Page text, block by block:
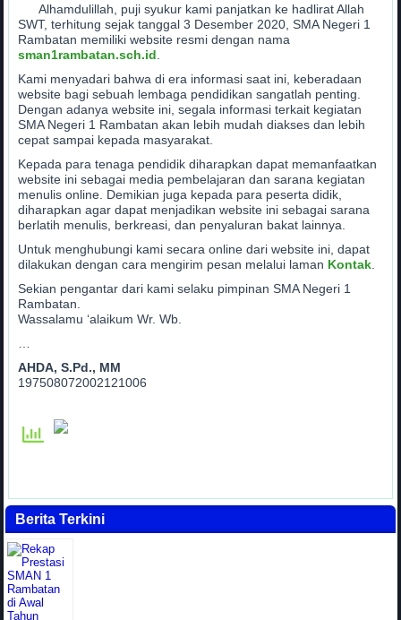
Alhamdulillah, puji syukur kami panjatkan ke hadlirat Allah
SWT, terhitung sejak tanggal 3 Desember 2020, SMA Negeri 1
Rambatan memiliki website resmi dengan nama
sman1rambatan.sch.id
Kami menyadari bahwa di era informasi saat ini, keberadaan
website bagi sebuah lembaga pendidikan sangatlah penting.
Dengan adanya website ini, segala informasi terkait kegiatan
SMA Negeri 1 Rambatan akan lebih mudah diakses dan lebih
cepat sampai kepada masyarakat.
Kepada para tenaga pendidik diharapkan dapat memanfaatkan
website ini sebagai media pembelajaran dan sarana kegiatan
menulis online. Demikian juga kepada para peserta didik,
diharapkan agar dapat menjadikan website ini sebagai sarana
berlatih menulis, berkreasi, dan penyaluran bakat lainnya.
Untuk menghubungi kami secara online dari website ini, dapat
dilakukan dengan cara mengirim pesan melalui laman Kontak
Sekian pengantar dari kami selaku pimpinan SMA Negeri 1
Rambatan.
Wassalamu ‘alaikum Wr. Wb.
AHDA, S.Pd., MM
197508072002121006
Berita Terkini